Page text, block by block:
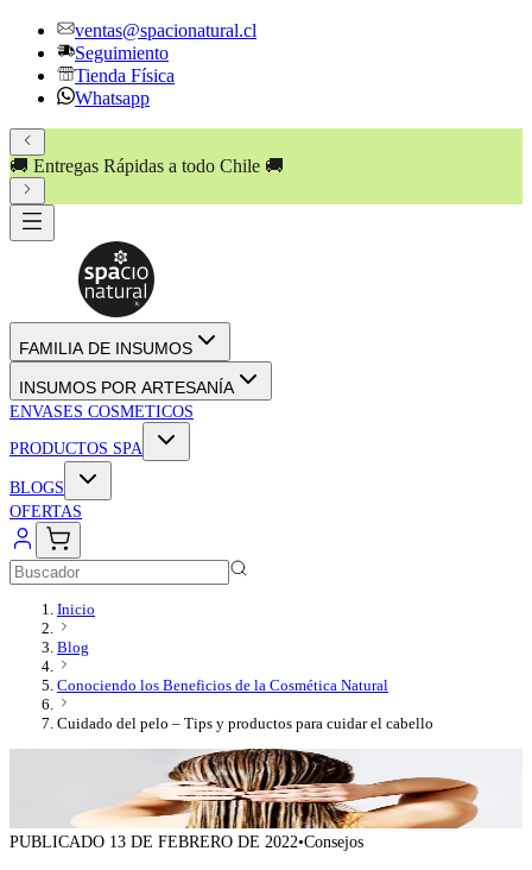
ventas@spacionatural.cl
Seguimiento
Tienda Física
Whatsapp
🚚 Entregas Rápidas a todo Chile 🚚
FAMILIA DE INSUMOS
INSUMOS POR ARTESANÍA
ENVASES COSMETICOS
PRODUCTOS SPA
BLOGS
OFERTAS
Inicio
Blog
Conociendo los Beneficios de la Cosmética Natural
Cuidado del pelo – Tips y productos para cuidar el cabello
PUBLICADO 13 DE FEBRERO DE 2022•Consejos